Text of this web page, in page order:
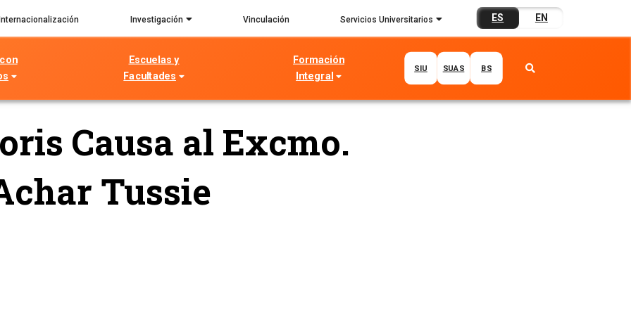
Internacionalización Investigación Vinculación Servicios Universitarios ES EN
Escuelas y
Facultades
Formación
Integral
SIU SUAS BS
Causa al Excmo.
Tussie